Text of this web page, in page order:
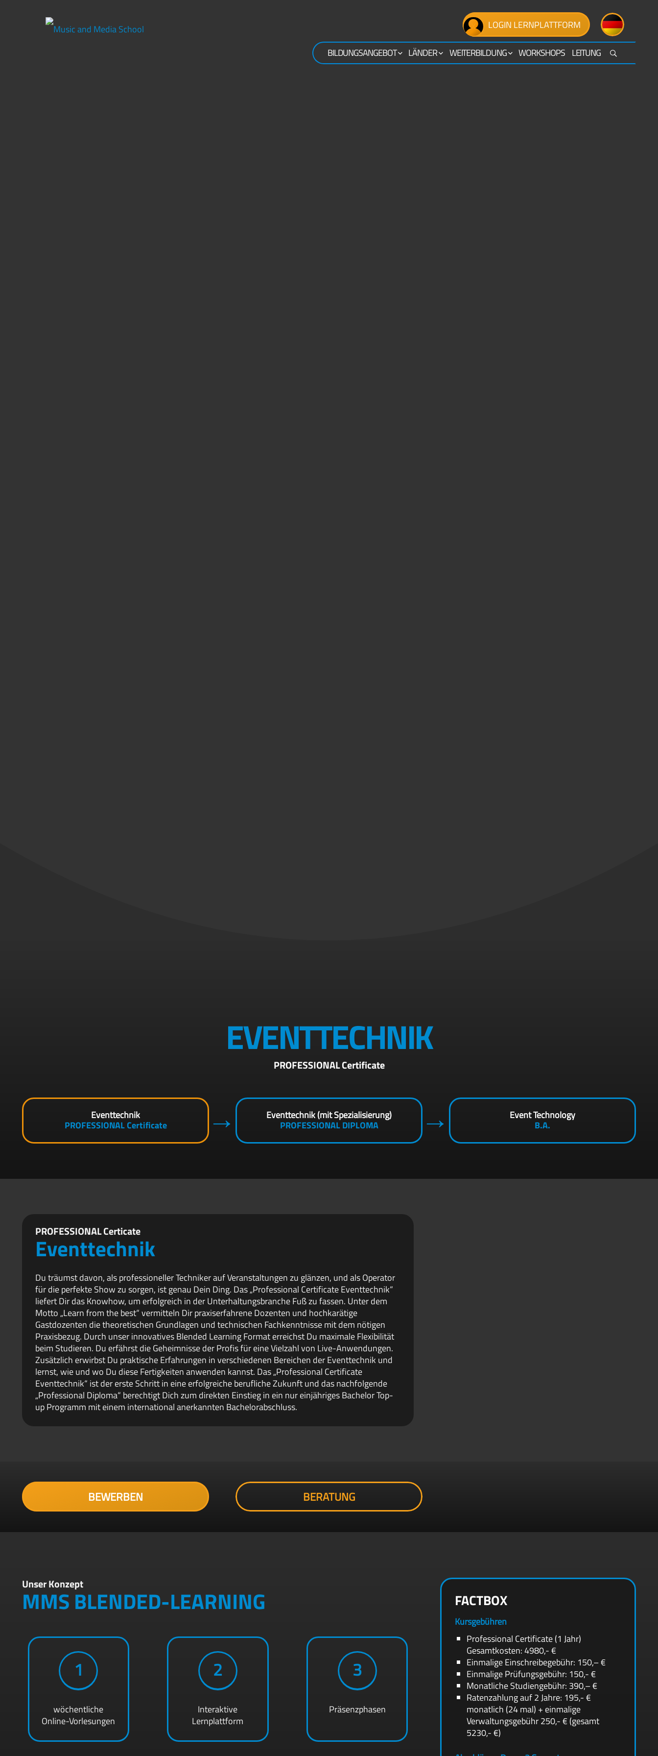
LOGIN LERNPLATTFORM
BILDUNGSANGEBOT LÄNDER WEITERBILDUNG WORKSHOPS LEITUNG
EVENTTECHNIK
PROFESSIONAL Certificate
Eventtechnik
PROFESSIONAL Certificate
Eventtechnik (mit Spezialisierung)
PROFESSIONAL DIPLOMA
Event Technology
B.A.
PROFESSIONAL Certicate
Eventtechnik
Du träumst davon, als professioneller Techniker auf Veranstaltungen zu glänzen, und als Operator
für die perfekte Show zu sorgen, ist genau Dein Ding. Das „Professional Certificate Eventtechnik“
liefert Dir das Knowhow, um erfolgreich in der Unterhaltungsbranche Fuß zu fassen. Unter dem
Motto „Learn from the best“ vermitteln Dir praxiserfahrene Dozenten und hochkarätige
Gastdozenten die theoretischen Grundlagen und technischen Fachkenntnisse mit dem nötigen
Praxisbezug. Durch unser innovatives Blended Learning Format erreichst Du maximale Flexibilität
beim Studieren. Du erfährst die Geheimnisse der Profis für eine Vielzahl von Live-Anwendungen.
Zusätzlich erwirbst Du praktische Erfahrungen in verschiedenen Bereichen der Eventtechnik und
lernst, wie und wo Du diese Fertigkeiten anwenden kannst. Das „Professional Certificate
Eventtechnik“ ist der erste Schritt in eine erfolgreiche berufliche Zukunft und das nachfolgende
„Professional Diploma“ berechtigt Dich zum direkten Einstieg in ein nur einjähriges Bachelor Top-
up Programm mit einem international anerkannten Bachelorabschluss.
BEWERBEN BERATUNG
Unser Konzept
MMS BLENDED-LEARNING
1
wöchentliche
Online-Vorlesungen
2
Interaktive
Lernplattform
3
Präsenzphasen
FACTBOX
Kursgebühren
Professional Certificate (1 Jahr)
Gesamtkosten: 4980,- €
Einmalige Einschreibegebühr: 150,– €
Einmalige Prüfungsgebühr: 150,- €
Monatliche Studiengebühr: 390,– €
Ratenzahlung auf 2 Jahre: 195,- €
monatlich (24 mal) + einmalige
Verwaltungsgebühr 250,- € (gesamt
5230,- €)